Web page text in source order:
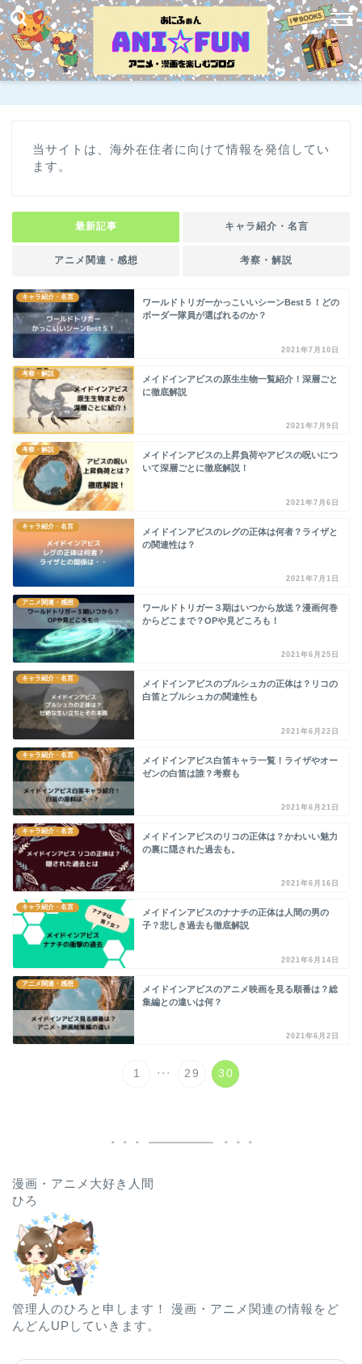
当サイトは、海外在住者に向けて情報を発信してい
ます。
最新記事 キャラ紹介・名言
アニメ関連・感想 考察・解説
キャラ紹介・名言
ワールドトリガーかっこいいシーンBest５！どの
ボーダー隊員が選ばれるのか？
2021年7月10日
考察・解説
メイドインアビスの原生生物一覧紹介！深層ごと
に徹底解説
2021年7月9日
考察・解説
メイドインアビスの上昇負荷やアビスの呪いにつ
いて深層ごとに徹底解説！
2021年7月6日
キャラ紹介・名言
メイドインアビスのレグの正体は何者？ライザと
の関連性は？
2021年7月1日
アニメ関連・感想
ワールドトリガー３期はいつから放送？漫画何巻
からどこまで？OPや見どころも！
2021年6月25日
キャラ紹介・名言
メイドインアビスのプルシュカの正体は？リコの
白笛とプルシュカの関連性も
2021年6月22日
キャラ紹介・名言
メイドインアビス白笛キャラ一覧！ライザやオー
ゼンの白笛は誰？考察も
2021年6月21日
キャラ紹介・名言
メイドインアビスのリコの正体は？かわいい魅力
の裏に隠された過去も。
2021年6月16日
キャラ紹介・名言
メイドインアビスのナナチの正体は人間の男の
子？悲しき過去も徹底解説
2021年6月14日
アニメ関連・感想
メイドインアビスのアニメ映画を見る順番は？総
集編との違いは何？
2021年6月2日
1 ... 29 30
漫画・アニメ大好き人間
ひろ
管理人のひろと申します！ 漫画・アニメ関連の情報をど
んどんUPしていきます。